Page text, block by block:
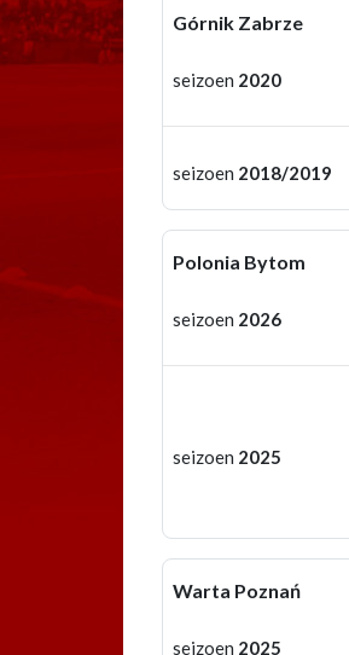
Górnik Zabrze
seizoen 2020
seizoen 2018/2019
Polonia Bytom
seizoen 2026
seizoen 2025
Warta Poznań
seizoen 2025